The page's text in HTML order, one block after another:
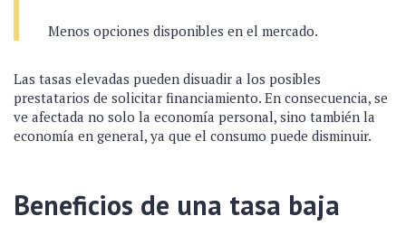
Menos opciones disponibles en el mercado.
Las tasas elevadas pueden disuadir a los posibles
prestatarios de solicitar financiamiento. En consecuencia, se
ve afectada no solo la economía personal, sino también la
economía en general, ya que el consumo puede disminuir.
Beneficios de una tasa baja